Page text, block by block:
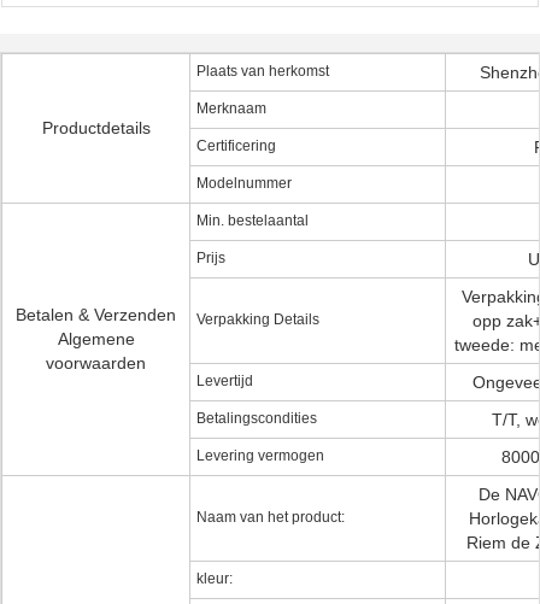
Productdetails
Plaats van herkomst
Merknaam
Certificering
Modelnummer
Betalen & Verzenden
Algemene
voorwaarden
Min. bestelaantal
Prijs
Verpakking Details
opp
tweede:
Levertijd
Betalingscondities T/T,
Levering vermogen
Naam van het product:
De
Riem de
kleur: